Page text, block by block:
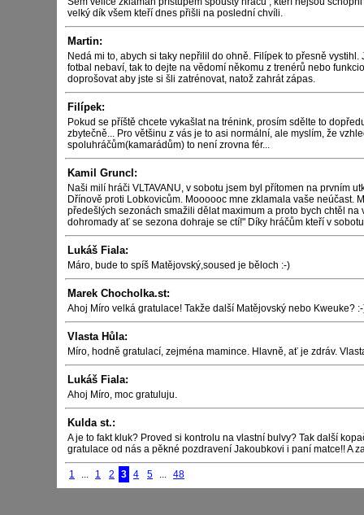
velký dík všem kteří dnes přišli na poslední chvíli.
Martin:
Nedá mi to, abych si taky nepřilil do ohně. Filípek to přesně
fotbal nebaví, tak to dejte na vědomí někomu z trenérů nebo
doprošovat aby jste si šli zatrénovat, natož zahrát zápas.
Filípek:
Pokud se příště chcete vykašlat na trénink, prosím sdělte to
zbytečně... Pro většinu z vás je to asi normální, ale myslím, že
spoluhráčům(kamarádům) to není zrovna fér...
Kamil Gruncl:
Naši milí hráči VLTAVANU, v sobotu jsem byl přítomen na prvním
Dřínově proti Lobkovicům. Moooooc mne zklamala vaše neúčast.
předešlých sezonách smažili dělat maximum a proto bych chtěl na
dohromady ať se sezona dohraje se ctí!" Díky hráčům kteří v
Lukáš Fiala:
Máro, bude to spíš Matějovský,soused je běloch :-)
Marek Chocholka.st:
Ahoj Míro velká gratulace! Takže další Matějovský nebo Kweuke?
Vlasta Hůla:
Míro, hodně gratulací, zejména mamince. Hlavně, ať je zdráv.
Lukáš Fiala:
Ahoj Míro, moc gratuluju.
Kulda st.:
A je to fakt kluk? Proved si kontrolu na vlastní bulvy? Tak další
gratulace od nás a pěkné pozdravení Jakoubkovi i paní matce!! A
1 ... 1 2 3 4 5 ... 48